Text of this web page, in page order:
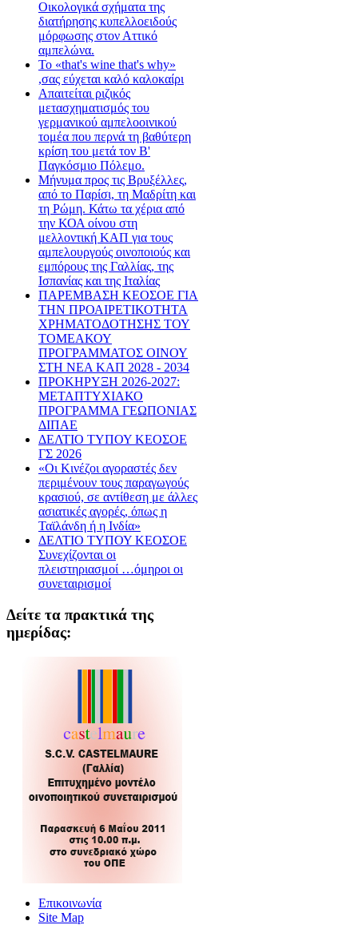
Οικολογικά σχήματα της
διατήρησης κυπελλοειδούς
μόρφωσης στον Αττικό
αμπελώνα.
Το «that's wine that's why»
,σας εύχεται καλό καλοκαίρι
Απαιτείται ριζικός
μετασχηματισμός του
γερμανικού αμπελοοινικού
τομέα που περνά τη βαθύτερη
κρίση του μετά τον Β'
Παγκόσμιο Πόλεμο.
Μήνυμα προς τις Βρυξέλλες,
από το Παρίσι, τη Μαδρίτη και
τη Ρώμη. Κάτω τα χέρια από
την ΚΟΑ οίνου στη
μελλοντική ΚΑΠ για τους
αμπελουργούς οινοποιούς και
εμπόρους της Γαλλίας, της
Ισπανίας και της Ιταλίας
ΠΑΡΕΜΒΑΣΗ ΚΕΟΣΟΕ ΓΙΑ
ΤΗΝ ΠΡΟΑΙΡΕΤΙΚΟΤΗΤΑ
ΧΡΗΜΑΤΟΔΟΤΗΣΗΣ ΤΟΥ
ΤΟΜΕΑΚΟΥ
ΠΡΟΓΡΑΜΜΑΤΟΣ ΟΙΝΟΥ
ΣΤΗ ΝΕΑ ΚΑΠ 2028 - 2034
ΠΡΟΚΗΡΥΞΗ 2026-2027:
ΜΕΤΑΠΤΥΧΙΑΚΟ
ΠΡΟΓΡΑΜΜΑ ΓΕΩΠΟΝΙΑΣ
ΔΙΠΑΕ
ΔΕΛΤΙΟ ΤΥΠΟΥ ΚΕΟΣΟΕ
ΓΣ 2026
«Οι Κινέζοι αγοραστές δεν
περιμένουν τους παραγωγούς
κρασιού, σε αντίθεση με άλλες
ασιατικές αγορές, όπως η
Ταϊλάνδη ή η Ινδία»
ΔΕΛΤΙΟ ΤΥΠΟΥ ΚΕΟΣΟΕ
Συνεχίζονται οι
πλειστηριασμοί …όμηροι οι
συνεταιρισμοί
Δείτε τα πρακτικά της
ημερίδας:
Επικοινωνία
Site Map